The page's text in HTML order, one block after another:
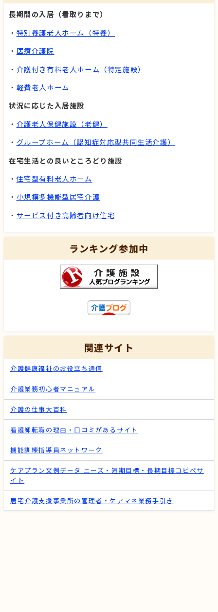
長期間の入居（看取りまで）
・ 特別養護老人ホーム（特養）
・ 医療介護院
・ 介護付き有料老人ホーム（特定施設）
・ 軽費老人ホーム
状況に応じた入居施設
・ 介護老人保健施設（老健）
・ グループホーム（認知症対応型共同生活介護）
在宅生活との良いところどり施設
・ 住宅型有料老人ホーム
・ 小規模多機能型居宅介護
・ サービス付き高齢者向け住宅
ランキング参加中
関連サイト
介護健康福祉のお役立ち通信
介護業務初心者マニュアル
介護の仕事大百科
看護師転職の理由・口コミがあるサイト
機能訓練指導員ネットワーク
ケアプラン文例データ ニーズ・短期目標・長期目標コピペサ
イト
居宅介護支援事業所の管理者・ケアマネ業務手引き